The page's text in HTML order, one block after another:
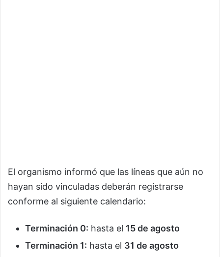
El organismo informó que las líneas que aún no
hayan sido vinculadas deberán registrarse
conforme al siguiente calendario:
Terminación 0: hasta el 15 de agosto
Terminación 1: hasta el 31 de agosto